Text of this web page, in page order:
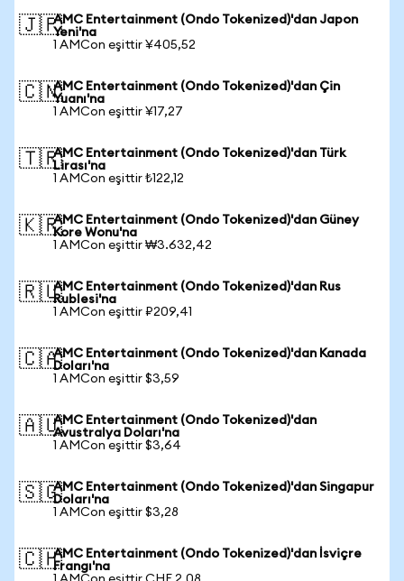
🇯🇵AMC Entertainment (Ondo Tokenized)'dan Japon
Yeni'na
1 AMCon eşittir ¥405,52
🇨🇳AMC Entertainment (Ondo Tokenized)'dan Çin
Yuanı'na
1 AMCon eşittir ¥17,27
🇹🇷AMC Entertainment (Ondo Tokenized)'dan Türk
Lirası'na
1 AMCon eşittir ₺122,12
🇰🇷AMC Entertainment (Ondo Tokenized)'dan Güney
Kore Wonu'na
1 AMCon eşittir ₩3.632,42
🇷🇺AMC Entertainment (Ondo Tokenized)'dan Rus
Rublesi'na
1 AMCon eşittir ₽209,41
🇨🇦AMC Entertainment (Ondo Tokenized)'dan Kanada
Doları'na
1 AMCon eşittir $3,59
🇦🇺AMC Entertainment (Ondo Tokenized)'dan
Avustralya Doları'na
1 AMCon eşittir $3,64
🇸🇬AMC Entertainment (Ondo Tokenized)'dan Singapur
Doları'na
1 AMCon eşittir $3,28
🇨🇭AMC Entertainment (Ondo Tokenized)'dan İsviçre
Frangı'na